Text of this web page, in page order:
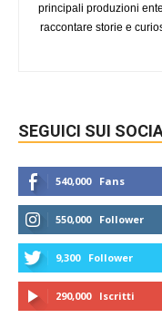
principali produzioni
raccontare storie e
SEGUICI SUI
540,000 Fans
550,000 Follower
9,300 Follower
290,000 Iscritti